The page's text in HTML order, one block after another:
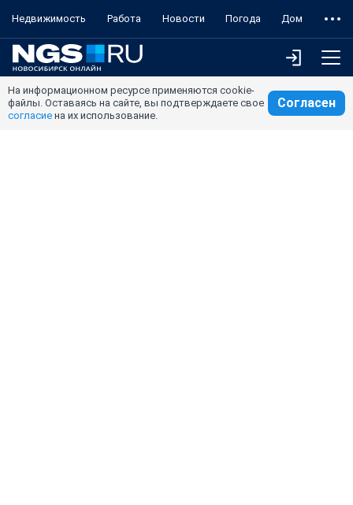
Недвижимость Работа Новости Погода Дом
На информационном ресурсе применяются cookie-
файлы. Оставаясь на сайте, вы подтверждаете свое
согласие на их использование.
Согласен